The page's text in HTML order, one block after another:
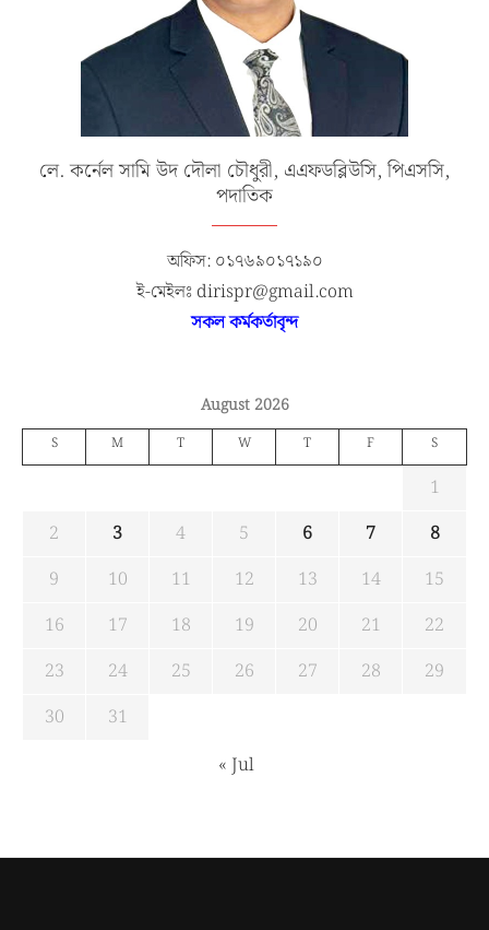
লে. কর্নেল সামি উদ দৌলা চৌধুরী, এএফডব্লিউসি, পিএসসি,
পদাতিক
অফিস: ০১৭৬৯০১৭১৯০
ই-মেইলঃ dirispr@gmail.com
সকল কর্মকর্তাবৃন্দ
August 2026
S M T W T F S
1
2
3 4 5 6 7
8
9
10 11 12 13 14
15
16
17 18 19 20 21
22
23
24 25 26 27 28
29
30
31
« Jul